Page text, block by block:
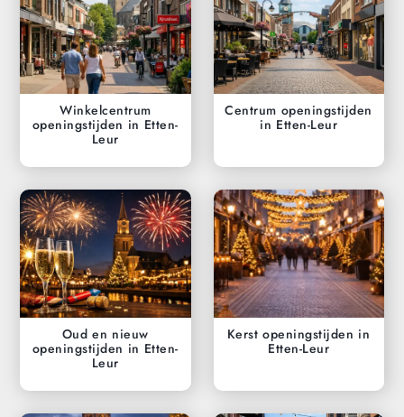
Winkelcentrum
openingstijden in Etten-
Leur
Centrum openingstijden
in Etten-Leur
Oud en nieuw
openingstijden in Etten-
Leur
Kerst openingstijden in
Etten-Leur